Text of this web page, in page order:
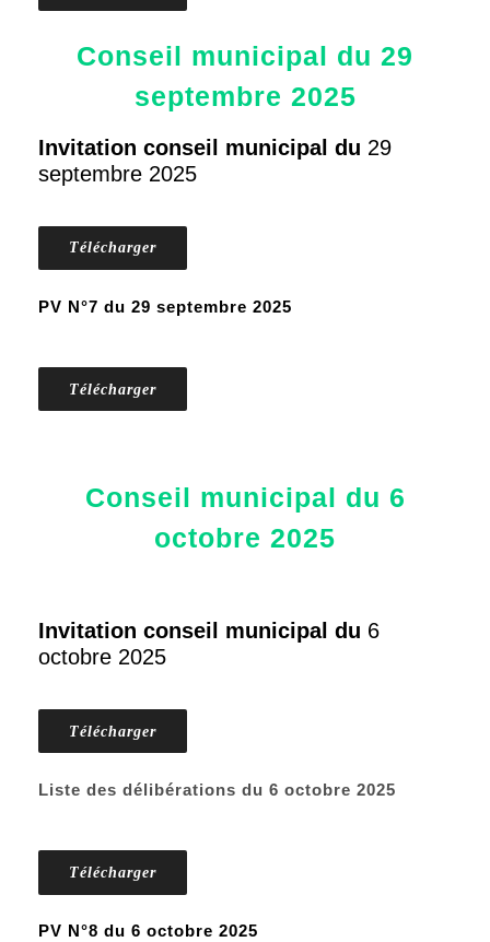
Conseil municipal du 29
septembre 2025
Invitation conseil municipal du 29
septembre 2025
Télécharger
PV N°7 du 29 septembre 2025
Télécharger
Conseil municipal du 6
octobre 2025
Invitation conseil municipal du 6
octobre 2025
Télécharger
Liste des délibérations du 6 octobre 2025
Télécharger
PV N°8 du 6 octobre 2025